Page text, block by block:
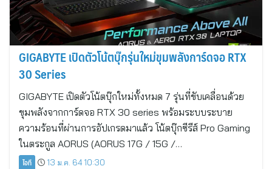
GIGABYTE เปิดตัวโน้ตบุ๊กรุ่นใหม่ขุมพลังการ์ดจอ RTX
30 Series
GIGABYTE เปิดตัวโน้ตบุ๊กใหม่ทั้งหมด 7 รุ่นที่ขับเคลื่อนด้วย
ขุมพลังจากการ์ดจอ RTX 30 series พร้อมระบบระบาย
ความร้อนที่ผ่านการอัปเกรดมาแล้ว โน้ตบุ๊กซีรีส์ Pro Gaming
ในตระกูล AORUS (AORUS 17G / 15G /…
ไอที 13 ม.ค. 64 10:30